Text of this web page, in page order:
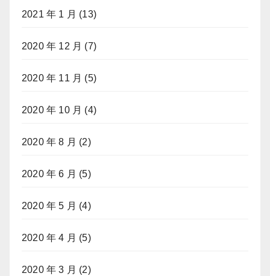
2021 年 1 月 (13)
2020 年 12 月 (7)
2020 年 11 月 (5)
2020 年 10 月 (4)
2020 年 8 月 (2)
2020 年 6 月 (5)
2020 年 5 月 (4)
2020 年 4 月 (5)
2020 年 3 月 (2)